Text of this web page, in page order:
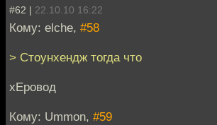
#62 | 22.10.10 16:22
Кому: elche, #58
> Стоунхендж тогда что
хЕровод
Кому: Ummon, #59